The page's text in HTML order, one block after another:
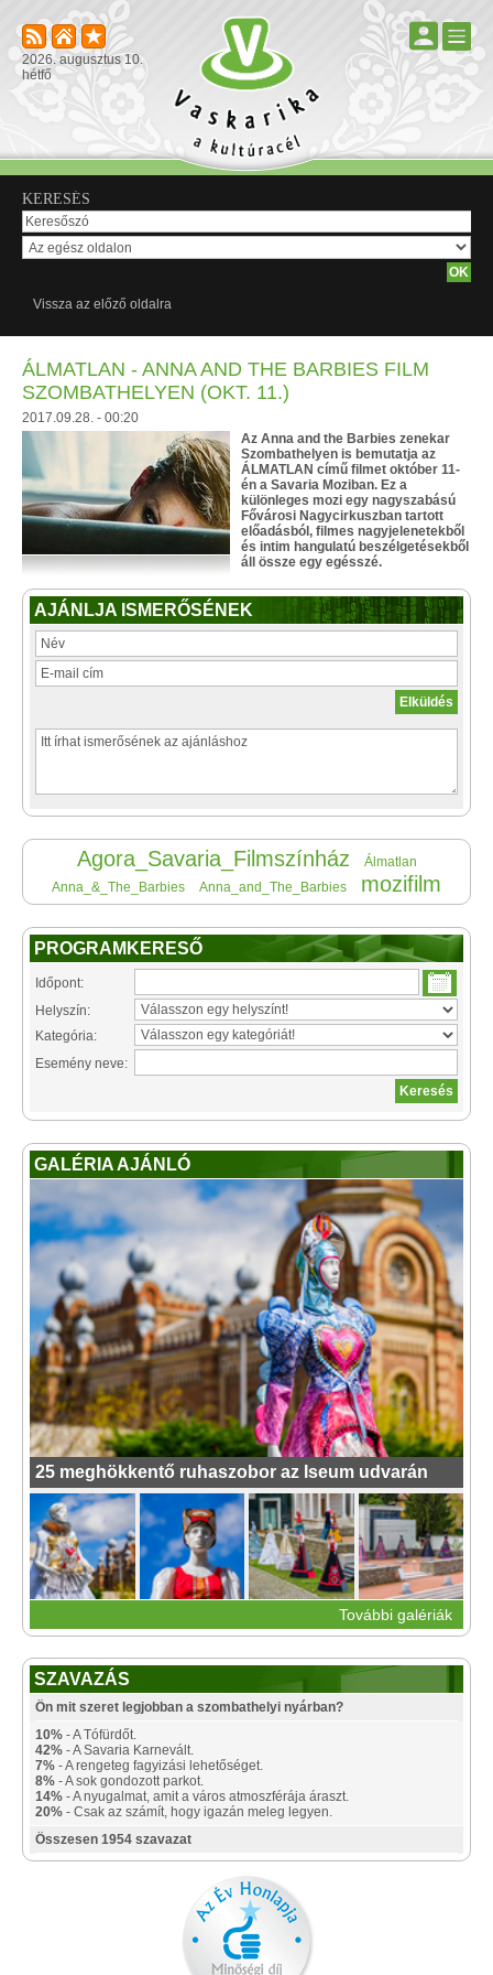
2026. augusztus 10.
hétfő
KERESÉS
Vissza az előző oldalra
ÁLMATLAN - ANNA AND THE BARBIES FILM
SZOMBATHELYEN (OKT. 11.)
2017.09.28. - 00:20
Az Anna and the Barbies zenekar
Szombathelyen is bemutatja az
ÁLMATLAN című filmet október 11-
én a Savaria Moziban. Ez a
különleges mozi egy nagyszabású
Fővárosi Nagycirkuszban tartott
előadásból, filmes nagyjelenetekből
és intim hangulatú beszélgetésekből
áll össze egy egésszé.
AJÁNLJA ISMERŐSÉNEK
Agora_Savaria_Filmszínház
Álmatlan
Anna_&_The_Barbies
Anna_and_The_Barbies mozifilm
PROGRAMKERESŐ
Időpont:
Helyszín:
Kategória:
Esemény neve:
GALÉRIA AJÁNLÓ
25 meghökkentő ruhaszobor az Iseum udvarán
További galériák
SZAVAZÁS
Ön mit szeret legjobban a szombathelyi nyárban?
10% - A Tófürdőt.
42% - A Savaria Karnevált.
7% - A rengeteg fagyizási lehetőséget.
8% - A sok gondozott parkot.
14% - A nyugalmat, amit a város atmoszférája áraszt.
20% - Csak az számít, hogy igazán meleg legyen.
Összesen 1954 szavazat